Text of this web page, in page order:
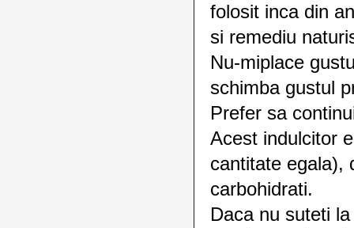
folosit inca din
si remediu
Nu-miplace
schimba gustul
Prefer sa
Acest indulcitor
cantitate egala),
carbohidrati.
Daca nu suteti